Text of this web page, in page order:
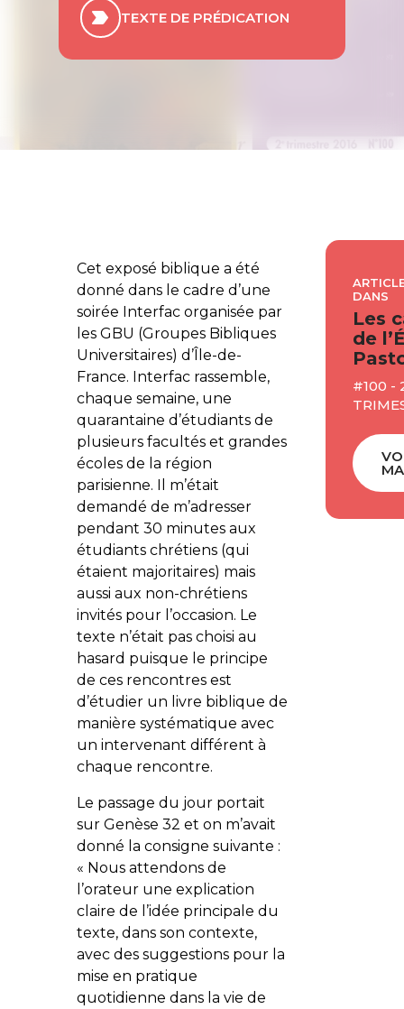
TEXTE DE PRÉDICATION
Cet exposé biblique a été
donné dans le cadre d’une
soirée Interfac organisée par
les GBU (Groupes Bibliques
Universitaires) d’Île-de-
France. Interfac rassemble,
chaque semaine, une
quarantaine d’étudiants de
plusieurs facultés et grandes
écoles de la région
parisienne. Il m’était
demandé de m’adresser
pendant 30 minutes aux
étudiants chrétiens (qui
étaient majoritaires) mais
aussi aux non-chrétiens
invités pour l’occasion. Le
texte n’était pas choisi au
hasard puisque le principe
de ces rencontres est
d’étudier un livre biblique de
manière systématique avec
un intervenant différent à
chaque rencontre.
Le passage du jour portait
sur Genèse 32 et on m’avait
donné la consigne suivante :
« Nous attendons de
l’orateur une explication
claire de l’idée principale du
texte, dans son contexte,
avec des suggestions pour la
mise en pratique
quotidienne dans la vie de
DANS
Les
de
#100 -